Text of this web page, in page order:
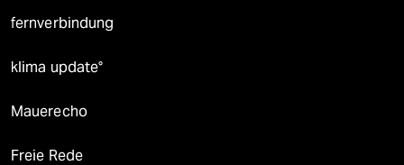
fernverbindung
klima update°
Mauerecho
Freie Rede